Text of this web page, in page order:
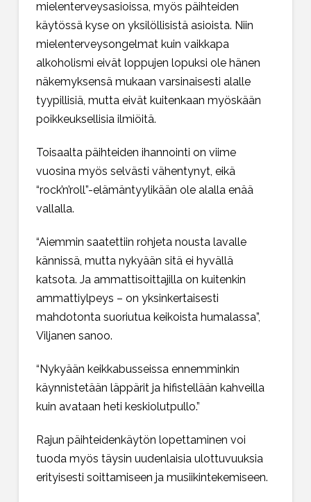
mielenterveysasioissa, myös päihteiden
käytössä kyse on yksilöllisistä asioista. Niin
mielenterveysongelmat kuin vaikkapa
alkoholismi eivät loppujen lopuksi ole hänen
näkemyksensä mukaan varsinaisesti alalle
tyypillisiä, mutta eivät kuitenkaan myöskään
poikkeuksellisia ilmiöitä.
Toisaalta päihteiden ihannointi on viime
vuosina myös selvästi vähentynyt, eikä
“rock’n’roll”-elämäntyylikään ole alalla enää
vallalla.
“Aiemmin saatettiin rohjeta nousta lavalle
kännissä, mutta nykyään sitä ei hyvällä
katsota. Ja ammattisoittajilla on kuitenkin
ammattiylpeys – on yksinkertaisesti
mahdotonta suoriutua keikoista humalassa”,
Viljanen sanoo.
“Nykyään keikkabusseissa ennemminkin
käynnistetään läppärit ja hifistellään kahveilla
kuin avataan heti keskiolutpullo.”
Rajun päihteidenkäytön lopettaminen voi
tuoda myös täysin uudenlaisia ulottuvuuksia
erityisesti soittamiseen ja musiikintekemiseen.